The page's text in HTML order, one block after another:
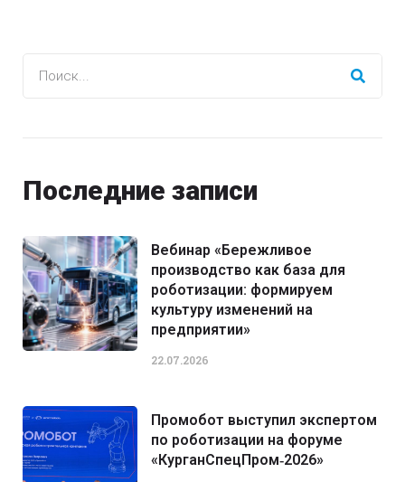
Последние записи
Вебинар «Бережливое
производство как база для
роботизации: формируем
культуру изменений на
предприятии»
22.07.2026
Промобот выступил экспертом
по роботизации на форуме
«КурганСпецПром‑2026»